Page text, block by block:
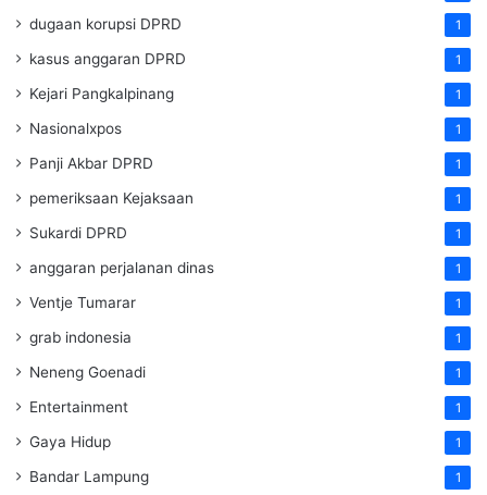
dugaan korupsi DPRD 1
kasus anggaran DPRD 1
Kejari Pangkalpinang 1
Nasionalxpos 1
Panji Akbar DPRD 1
pemeriksaan Kejaksaan 1
Sukardi DPRD 1
anggaran perjalanan dinas 1
Ventje Tumarar 1
grab indonesia 1
Neneng Goenadi 1
Entertainment 1
Gaya Hidup 1
Bandar Lampung 1